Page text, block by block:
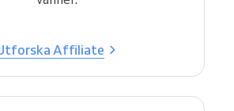
Affiliate